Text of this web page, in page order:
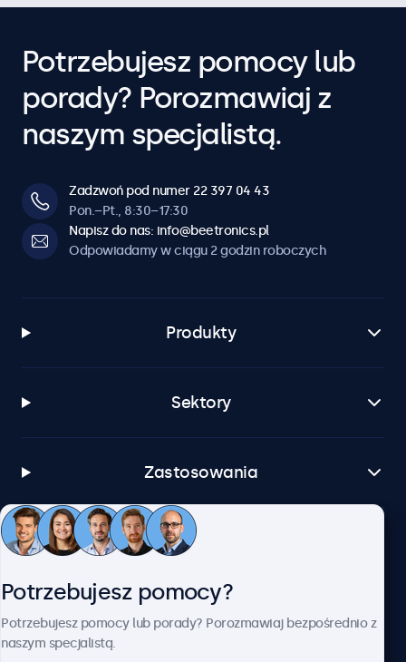
Potrzebujesz pomocy lub
porady? Porozmawiaj z
naszym specjalistą.
Zadzwoń pod numer 22 397 04 43
Pon.–Pt., 8:30–17:30
Napisz do nas: info@beetronics.pl
Odpowiadamy w ciągu 2 godzin roboczych
Produkty
Sektory
Zastosowania
Obsługa klienta
Potrzebujesz pomocy?
Potrzebujesz pomocy lub porady? Porozmawiaj bezpośrednio z
naszym specjalistą.